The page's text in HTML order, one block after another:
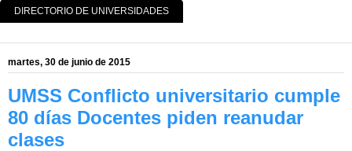
DIRECTORIO DE UNIVERSIDADES
martes, 30 de junio de 2015
UMSS Conflicto universitario cumple
80 días Docentes piden reanudar
clases